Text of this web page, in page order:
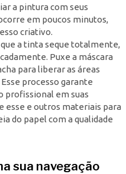
a pintura com seus
em poucos minutos,
criativo.
a tinta seque totalmente,
Puxe a máscara
para liberar as áreas
processo garante
profissional em suas
esse e outros materiais para
do papel com a qualidade
sua navegação